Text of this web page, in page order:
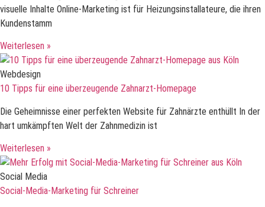
visuelle Inhalte Online-Marketing ist für Heizungsinstallateure, die ihren
Kundenstamm
Weiterlesen »
Webdesign
10 Tipps für eine überzeugende Zahnarzt-Homepage
Die Geheimnisse einer perfekten Website für Zahnärzte enthüllt In der
hart umkämpften Welt der Zahnmedizin ist
Weiterlesen »
Social Media
Social-Media-Marketing für Schreiner